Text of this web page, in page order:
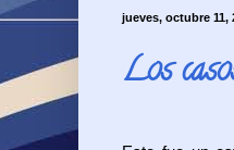
jueves, octubre 11,
Los